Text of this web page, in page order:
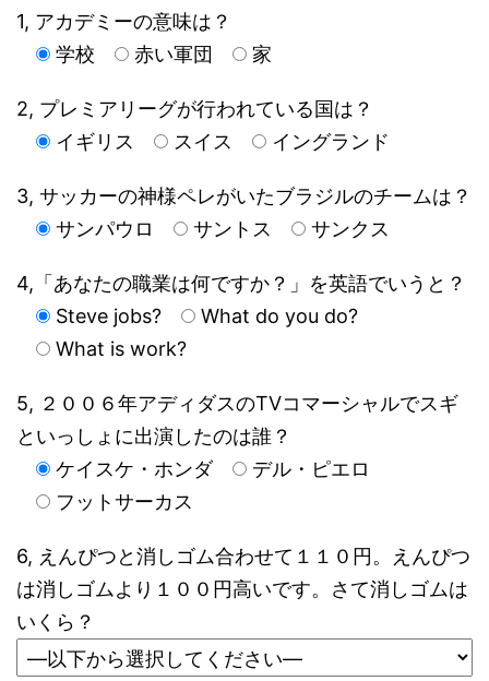
1, アカデミーの意味は？
学校
赤い軍団 家
2, プレミアリーグが行われている国は？
イギリス
スイス イングランド
3, サッカーの神様ペレがいたブラジルのチームは？
サンパウロ
サントス サンクス
4,「あなたの職業は何ですか？」を英語でいうと？
Steve jobs?
What do you do?
What is work?
5, ２００６年アディダスのTVコマーシャルでスギ
といっしょに出演したのは誰？
ケイスケ・ホンダ
デル・ピエロ
フットサーカス
6, えんぴつと消しゴム合わせて１１０円。えんぴつ
は消しゴムより１００円高いです。さて消しゴムは
いくら？